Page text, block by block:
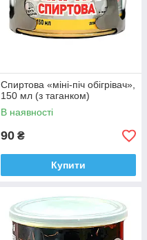
Спиртова «міні-піч обігрівач»,
150 мл (з таганком)
В наявності
90 ₴
Купити